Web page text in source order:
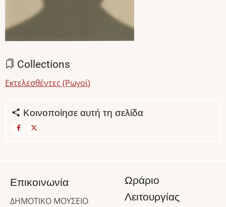
Collections
Εκτελεσθέντες (Ρωγοί)
Κοινοποίησε αυτή τη σελίδα
Επικοινωνία
ΔΗΜΟΤΙΚΟ ΜΟΥΣΕΙΟ
Ωράριο
Λειτουργίας